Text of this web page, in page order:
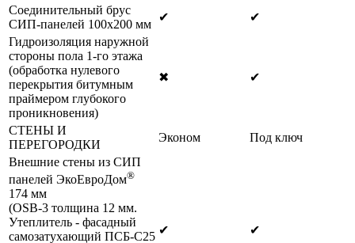
Соединительный брус
СИП-панелей 100х200 мм
✔
✔
Гидроизоляция наружной
стороны пола 1-го этажа
(обработка нулевого
перекрытия битумным
праймером глубокого
проникновения)
✖ ✔
СТЕНЫ И
ПЕРЕГОРОДКИ
Эконом
Под ключ
Внешние стены из СИП
панелей ЭкоЕвроДом®
174 мм
(OSB-3 толщина 12 мм.
Утеплитель - фасадный
самозатухающий ПСБ-С25 ✔ ✔